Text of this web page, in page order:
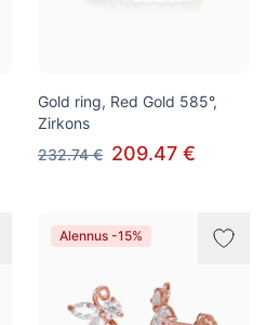
Gold ring, Red Gold 585°,
Zirkons
232.74 € 209.47 €
Alennus -15%